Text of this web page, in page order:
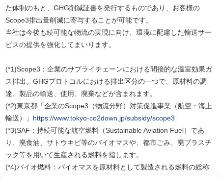
た体制のもと、GHG削減証書を発行するものであり、お客様の
Scope3排出量削減に寄与することが可能です。
当社は今後も続可能な物流の実現に向け、環境に配慮した輸送サー
ビスの提供を強化してまいります。
(*1)Scope3：企業のサプライチェーンにおける間接的な温室効果ガ
ス排出。GHGプロトコルにおける排出区分の一つで、原材料の調
達、製品の輸送、使用、廃棄などが含まれます。
(*2)東京都「企業のScope3（物流分野）対策促進事業（航空・海上
輸送）」 https://www.tokyo-co2down.jp/subsidy/scope3
(*3)SAF：持続可能な航空燃料（Sustainable Aviation Fuel）であ
り、廃食油、サトウキビ等のバイオマスや、都市ごみ、廃プラスチ
ック等を用いて生産される燃料を指します。
(*4)バイオ燃料：バイオマスを原材料として製造される燃料の総称